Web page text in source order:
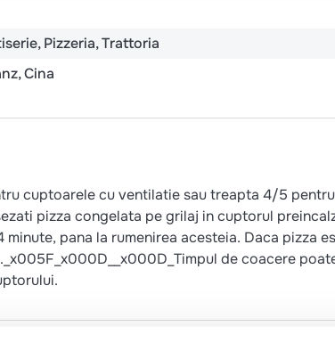
Pizzeria Trattoria
Cina
cuptoarele cu ventilatie sau treapta 4/5 pentru
pizza congelata pe grilaj in cuptorul
pana la rumenirea acesteia. Daca pizza
de coacere